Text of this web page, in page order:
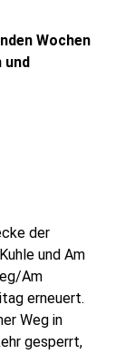
Wochen
und
der
und Am
Am
erneuert.
Weg in
gesperrt,